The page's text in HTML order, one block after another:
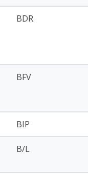
BDR
BFV
BIP
B/L